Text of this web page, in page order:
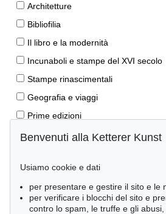
Architetture
Bibliofilia
Il libro e la modernità
Incunaboli e stampe del XVI secolo
Stampe rinascimentali
Geografia e viaggi
Prime edizioni
Manoscritti antichi
Libri per bambini
Lifestyle
Pietre miliari delle scienze naturali
Benvenuti alla Ketterer Kunst
Usiamo cookie e dati
per presentare e gestire il sito e le
per verificare i blocchi del sito e
contro lo spam, le truffe e gli abusi,